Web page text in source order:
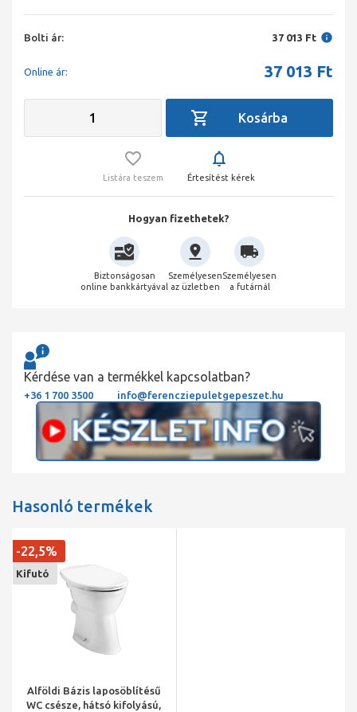
Bolti ár: 37 013 Ft
Online ár: 37 013 Ft
Listára teszem Értesítést kérek
Hogyan fizethetek?
Biztonságosan
online bankkártyával
Személyesen
az üzletben
Személyesen
a futárnál
Kérdése van a termékkel kapcsolatban?
+36 1 700 3500 info@ferencziepuletgepeszet.hu
Hasonló termékek
Alföldi Bázis laposöblítésű
WC csésze, hátsó kifolyású,
-22,5%
Kifutó